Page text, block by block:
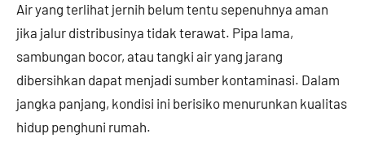
Air yang terlihat jernih belum tentu sepenuhnya aman
jika jalur distribusinya tidak terawat. Pipa lama,
sambungan bocor, atau tangki air yang jarang
dibersihkan dapat menjadi sumber kontaminasi. Dalam
jangka panjang, kondisi ini berisiko menurunkan kualitas
hidup penghuni rumah.